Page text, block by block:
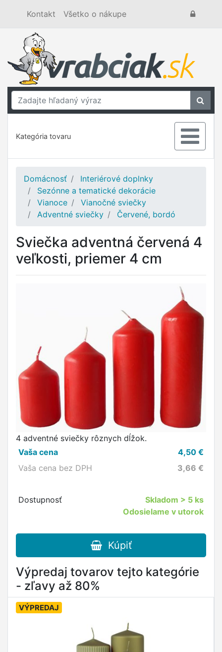
Kontakt Všetko o nákupe
Kategória tovaru
Domácnosť
Interiérové doplnky
Sezónne a tematické dekorácie
Vianoce
Vianočné sviečky
Adventné sviečky
Červené, bordó
Sviečka adventná červená 4
veľkosti, priemer 4 cm
4 adventné sviečky rôznych dĺžok.
Vaša cena
4,50 €
Vaša cena bez DPH
3,66 €
Dostupnosť Skladom > 5 ks
Odosielame v utorok
Kúpiť
Výpredaj tovarov tejto kategórie
- zľavy až 80%
VÝPREDAJ